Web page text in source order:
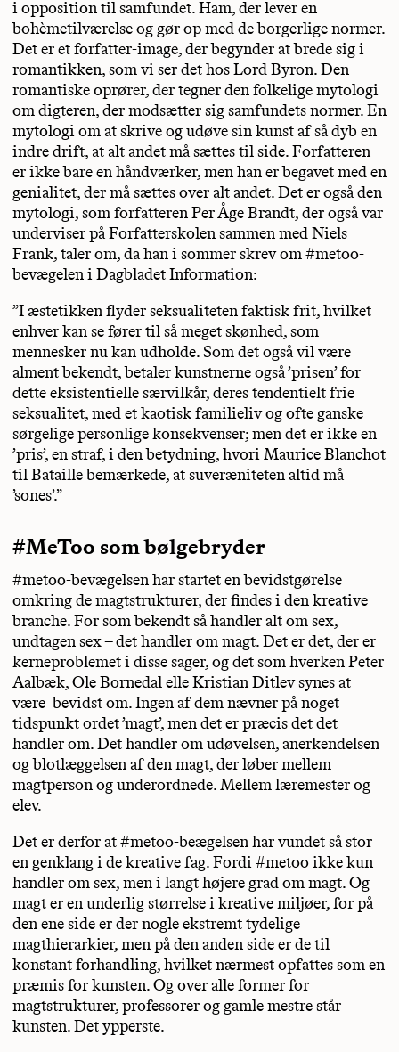
i opposition til samfundet. Ham, der lever en
bohèmetilværelse og gør op med de borgerlige normer.
Det er et forfatter-image, der begynder at brede sig i
romantikken, som vi ser det hos Lord Byron. Den
romantiske oprører, der tegner den folkelige mytologi
om digteren, der modsætter sig samfundets normer. En
mytologi om at skrive og udøve sin kunst af så dyb en
indre drift, at alt andet må sættes til side. Forfatteren
er ikke bare en håndværker, men han er begavet med en
genialitet, der må sættes over alt andet. Det er også den
mytologi, som forfatteren Per Åge Brandt, der også var
underviser på Forfatterskolen sammen med Niels
Frank, taler om, da han i sommer skrev om #metoo-
bevægelen i Dagbladet Information:
”I æstetikken flyder seksualiteten faktisk frit, hvilket
enhver kan se fører til så meget skønhed, som
mennesker nu kan udholde. Som det også vil være
alment bekendt, betaler kunstnerne også ’prisen’ for
dette eksistentielle særvilkår, deres tendentielt frie
seksualitet, med et kaotisk familieliv og ofte ganske
sørgelige personlige konsekvenser; men det er ikke en
’pris’, en straf, i den betydning, hvori Maurice Blanchot
til Bataille bemærkede, at suveræniteten altid må
’sones’.”
#MeToo som bølgebryder
#metoo-bevægelsen har startet en bevidstgørelse
omkring de magtstrukturer, der findes i den kreative
branche. For som bekendt så handler alt om sex,
undtagen sex – det handler om magt. Det er det, der er
kerneproblemet i disse sager, og det som hverken Peter
Aalbæk, Ole Bornedal elle Kristian Ditlev synes at
være bevidst om. Ingen af dem nævner på noget
tidspunkt ordet ’magt’, men det er præcis det det
handler om. Det handler om udøvelsen, anerkendelsen
og blotlæggelsen af den magt, der løber mellem
magtperson og underordnede. Mellem læremester og
elev.
Det er derfor at #metoo-beægelsen har vundet så stor
en genklang i de kreative fag. Fordi #metoo ikke kun
handler om sex, men i langt højere grad om magt. Og
magt er en underlig størrelse i kreative miljøer, for på
den ene side er der nogle ekstremt tydelige
magthierarkier, men på den anden side er de til
konstant forhandling, hvilket nærmest opfattes som en
præmis for kunsten. Og over alle former for
magtstrukturer, professorer og gamle mestre står
kunsten. Det ypperste.